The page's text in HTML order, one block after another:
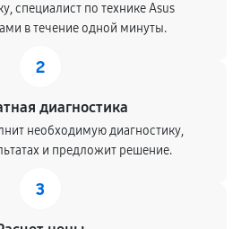
специалист по технике Asus
в течение одной минуты.
2
диагностика
необходимую диагностику,
и предложит решение.
3